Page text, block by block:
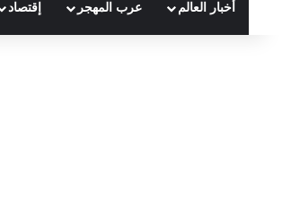
أخبار العالم عرب المهجر إقتصاد